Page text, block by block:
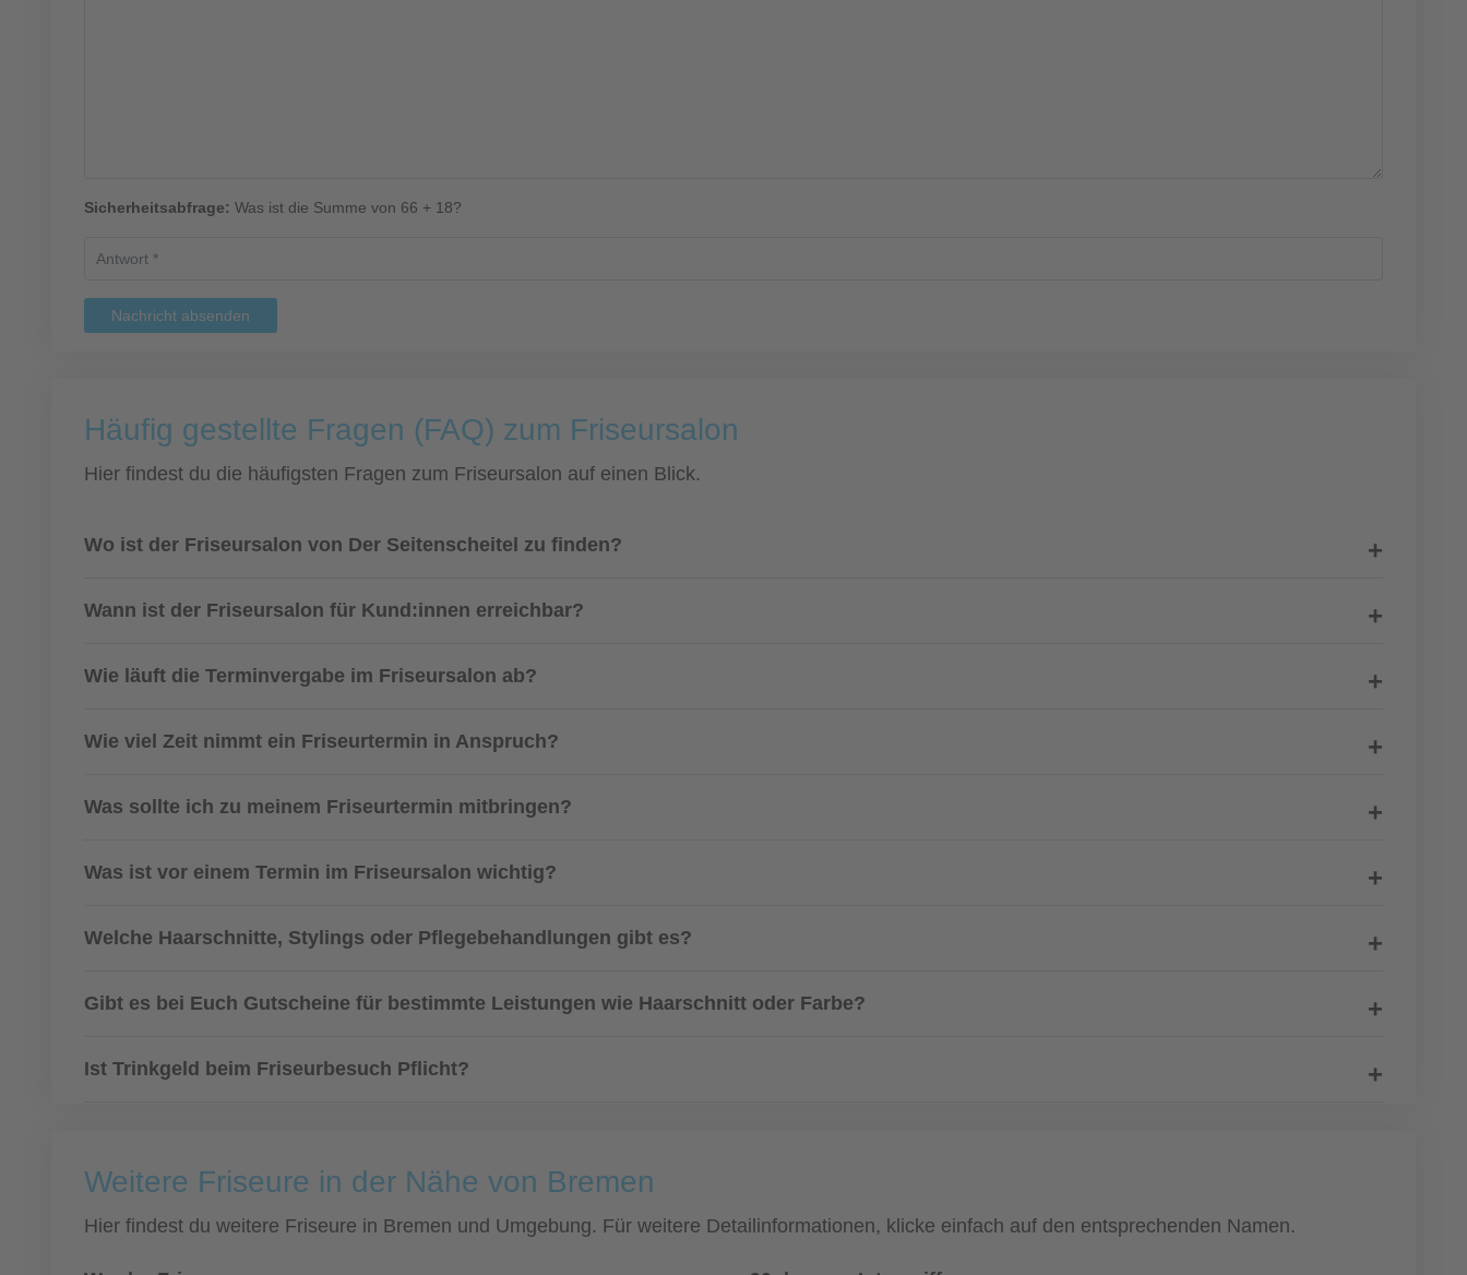
Sicherheitsabfrage: Was ist die Summe von 66 + 18?
Nachricht absenden
Häufig gestellte Fragen (FAQ) zum Friseursalon
Hier findest du die häufigsten Fragen zum Friseursalon auf einen Blick.
Wo ist der Friseursalon von Der Seitenscheitel zu finden?
Wann ist der Friseursalon für Kund:innen erreichbar?
Wie läuft die Terminvergabe im Friseursalon ab?
Wie viel Zeit nimmt ein Friseurtermin in Anspruch?
Was sollte ich zu meinem Friseurtermin mitbringen?
Was ist vor einem Termin im Friseursalon wichtig?
Welche Haarschnitte, Stylings oder Pflegebehandlungen gibt es?
Gibt es bei Euch Gutscheine für bestimmte Leistungen wie Haarschnitt oder Farbe?
Ist Trinkgeld beim Friseurbesuch Pflicht?
Weitere Friseure in der Nähe von Bremen
Hier findest du weitere Friseure in Bremen und Umgebung. Für weitere Detailinformationen, klicke einfach auf den entsprechenden Namen.